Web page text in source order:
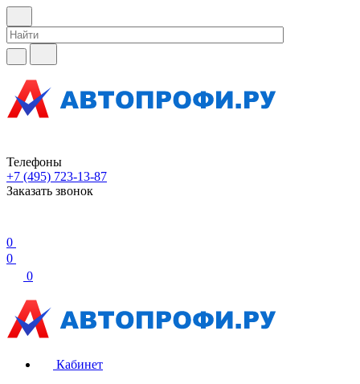
Телефоны
+7 (495) 723-13-87
Заказать звонок
0
0
0
Кабинет